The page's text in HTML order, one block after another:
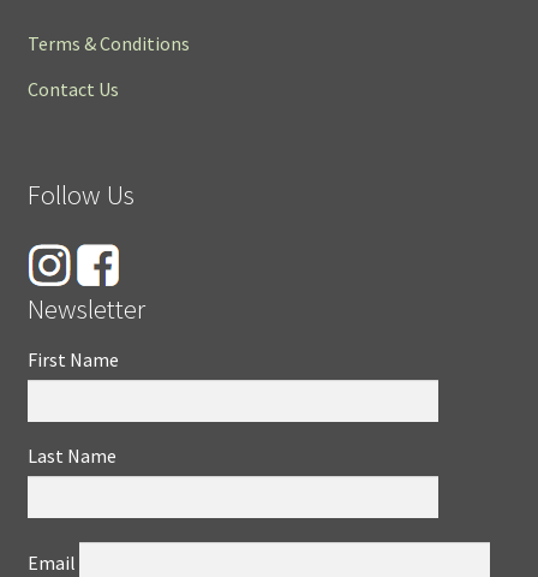
Terms & Conditions
Contact Us
Follow Us
Newsletter
First Name
Last Name
Email